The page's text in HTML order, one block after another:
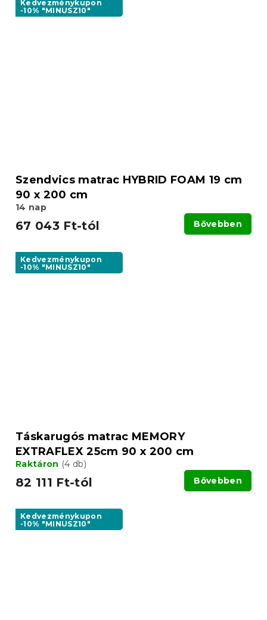
Kedvezménykupon
-10% "MINUSZ10"
Szendvics matrac HYBRID FOAM 19 cm
90 x 200 cm
14 nap
67 043 Ft-tól Bővebben
Kedvezménykupon
-10% "MINUSZ10"
Táskarugós matrac MEMORY
EXTRAFLEX 25cm 90 x 200 cm
Raktáron (4 db)
82 111 Ft-tól Bővebben
Kedvezménykupon
-10% "MINUSZ10"